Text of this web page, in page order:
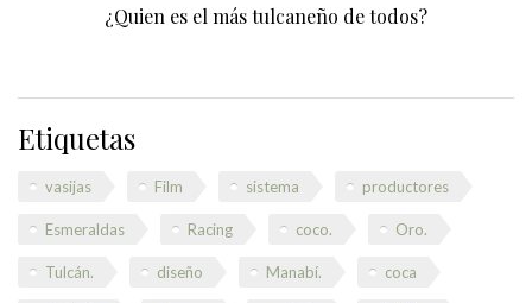
¿Quien es el más tulcaneño de todos?
Etiquetas
vasijas Film sistema productores
Esmeraldas Racing coco. Oro.
Tulcán. diseño Manabí. coca